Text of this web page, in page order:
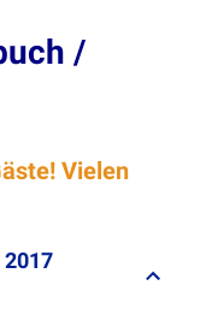
/
Vielen